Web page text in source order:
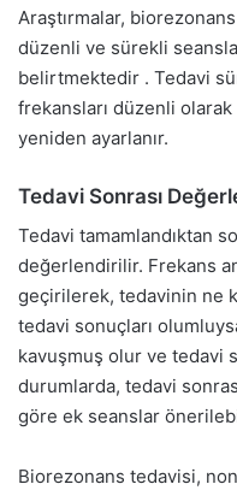
Araştırmalar,
düzenli ve sürekli
belirtmektedir . Tedavi
frekansları düzenli
yeniden ayarlanır.
Tedavi Sonrası
Tedavi tamamlandıktan
değerlendirilir. Frekans
geçirilerek, tedavinin ne
tedavi sonuçları
kavuşmuş olur ve tedavi
durumlarda, tedavi
göre ek seanslar
Biorezonans tedavisi,